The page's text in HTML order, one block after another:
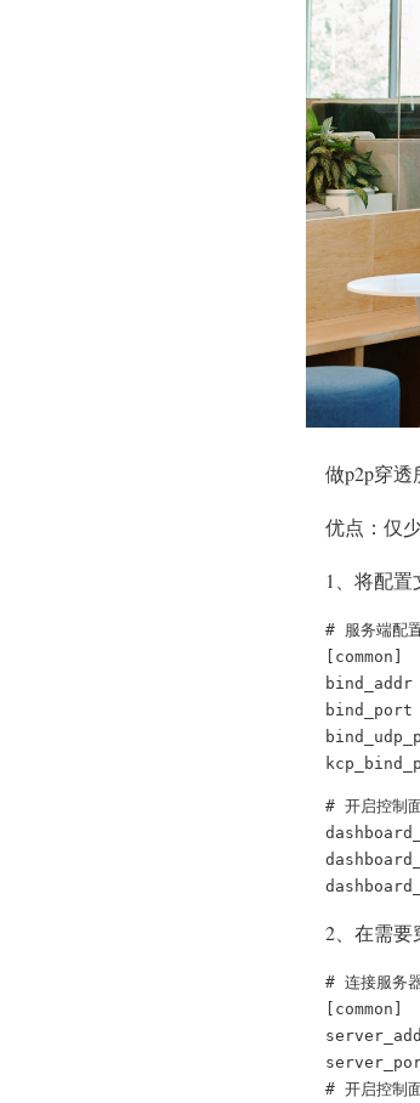
做p2p穿透
优点：仅
1、将配置
# 服务端配
[common]
bind_port
# 开启控制
2、在需要
# 连接服务
[common]
# 开启控制